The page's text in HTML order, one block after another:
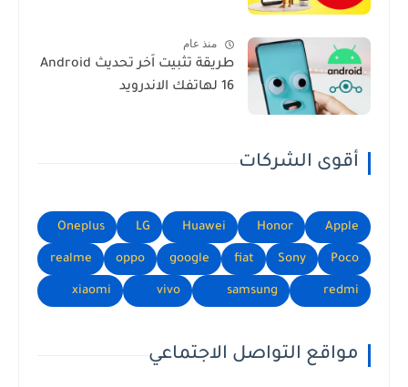
منذ عام
طريقة تثبيت اَخر تحديث Android
16 لهاتفك الاندرويد
أقوى الشركات
Apple
Honor
Huawei
LG
Oneplus
Poco
Sony
fiat
google
oppo
realme
redmi
samsung
vivo
xiaomi
مواقع التواصل الاجتماعي